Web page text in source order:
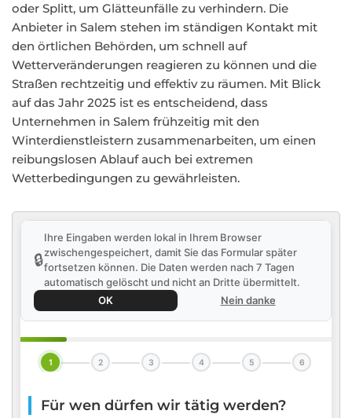
oder Splitt, um Glätteunfälle zu verhindern. Die
Anbieter in Salem stehen im ständigen Kontakt mit
den örtlichen Behörden, um schnell auf
Wetterveränderungen reagieren zu können und die
Straßen rechtzeitig und effektiv zu räumen. Mit Blick
auf das Jahr 2025 ist es entscheidend, dass
Unternehmen in Salem frühzeitig mit den
Winterdienstleistern zusammenarbeiten, um einen
reibungslosen Ablauf auch bei extremen
Wetterbedingungen zu gewährleisten.
🔒
Ihre Eingaben werden lokal in Ihrem Browser
zwischengespeichert, damit Sie das Formular später
fortsetzen können. Die Daten werden nach 7 Tagen
automatisch gelöscht und nicht an Dritte übermittelt.
OK
Nein danke
1 2 3 4 5 6
Für wen dürfen wir tätig werden?